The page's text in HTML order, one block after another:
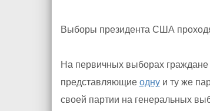
Выборы президента США
На первичных выборах
представляющие однуи ту же
своей партии на генеральных